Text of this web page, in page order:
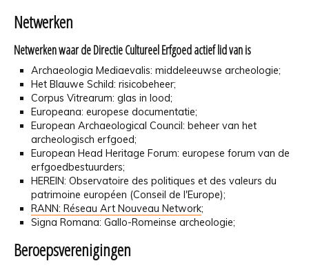
Netwerken
Netwerken waar de Directie Cultureel Erfgoed actief lid van is
Archaeologia Mediaevalis: middeleeuwse archeologie;
Het Blauwe Schild: risicobeheer;
Corpus Vitrearum: glas in lood;
Europeana: europese documentatie;
European Archaeological Council: beheer van het
archeologisch erfgoed;
European Head Heritage Forum: europese forum van de
erfgoedbestuurders;
HEREIN: Observatoire des politiques et des valeurs du
patrimoine européen (Conseil de l'Europe);
RANN: Réseau Art Nouveau Network;
Signa Romana: Gallo-Romeinse archeologie;
Beroepsverenigingen